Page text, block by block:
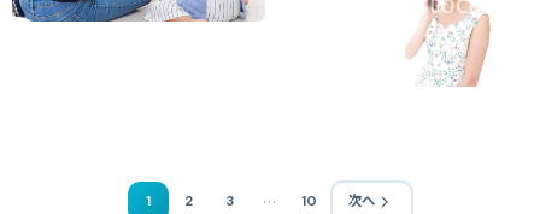
1 2 3 … 10 次へ